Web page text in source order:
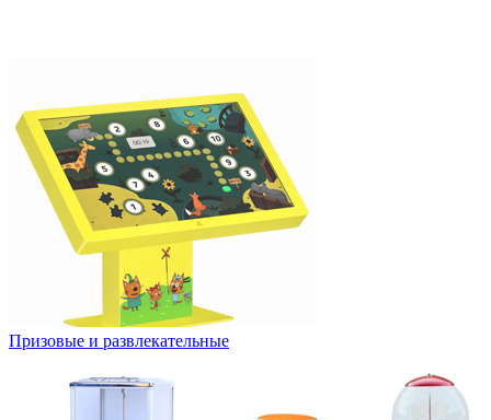
Призовые и развлекательные